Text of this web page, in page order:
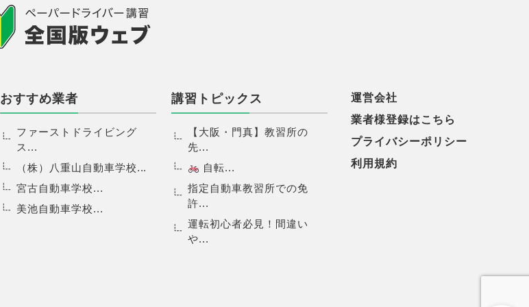
おすすめ業者
ファーストドライビング
ス...
（株）八重山自動車学校...
宮古自動車学校...
美池自動車学校...
講習トピックス
【大阪・門真】教習所の
先...
自転...
指定自動車教習所での免
許...
運転初心者必見！間違い
や...
運営会社
業者様登録はこちら
プライバシーポリシー
利用規約